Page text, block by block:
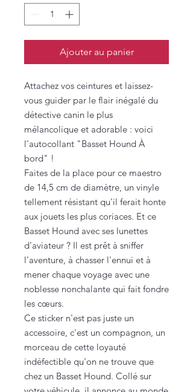
Ajouter au panier
Attachez vos ceintures et laissez-
vous guider par le flair inégalé du
détective canin le plus
mélancolique et adorable : voici
l'autocollant "Basset Hound À
bord" !
Faites de la place pour ce maestro
de 14,5 cm de diamètre, un vinyle
tellement résistant qu'il ferait honte
aux jouets les plus coriaces. Et ce
Basset Hound avec ses lunettes
d'aviateur ? Il est prêt à sniffer
l'aventure, à chasser l'ennui et à
mener chaque voyage avec une
noblesse nonchalante qui fait fondre
les cœurs.
Ce sticker n'est pas juste un
accessoire, c'est un compagnon, un
morceau de cette loyauté
indéfectible qu'on ne trouve que
chez un Basset Hound. Collé sur